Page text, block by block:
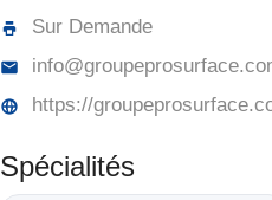
Sur Demande
https://
Spécialités